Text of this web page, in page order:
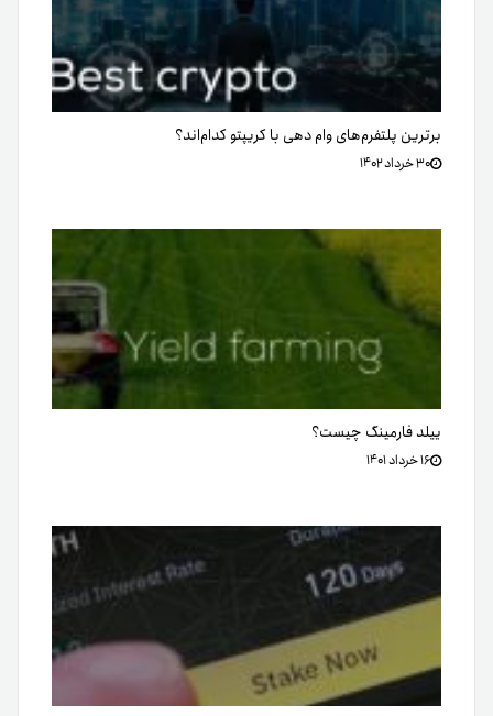
برترین پلتفرم‌های وام دهی با کریپتو کدام‌اند؟
۳۰ خرداد ۱۴۰۲
ییلد فارمینگ چیست؟
۱۶ خرداد ۱۴۰۱